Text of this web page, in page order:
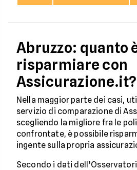
Abruzzo: quanto
risparmiare con
Assicurazione.it?
Nella maggior parte dei casi,
servizio di comparazione di
scegliendo la migliore fra le
confrontate, è possibile
ingente sulla propria
Secondo i dati